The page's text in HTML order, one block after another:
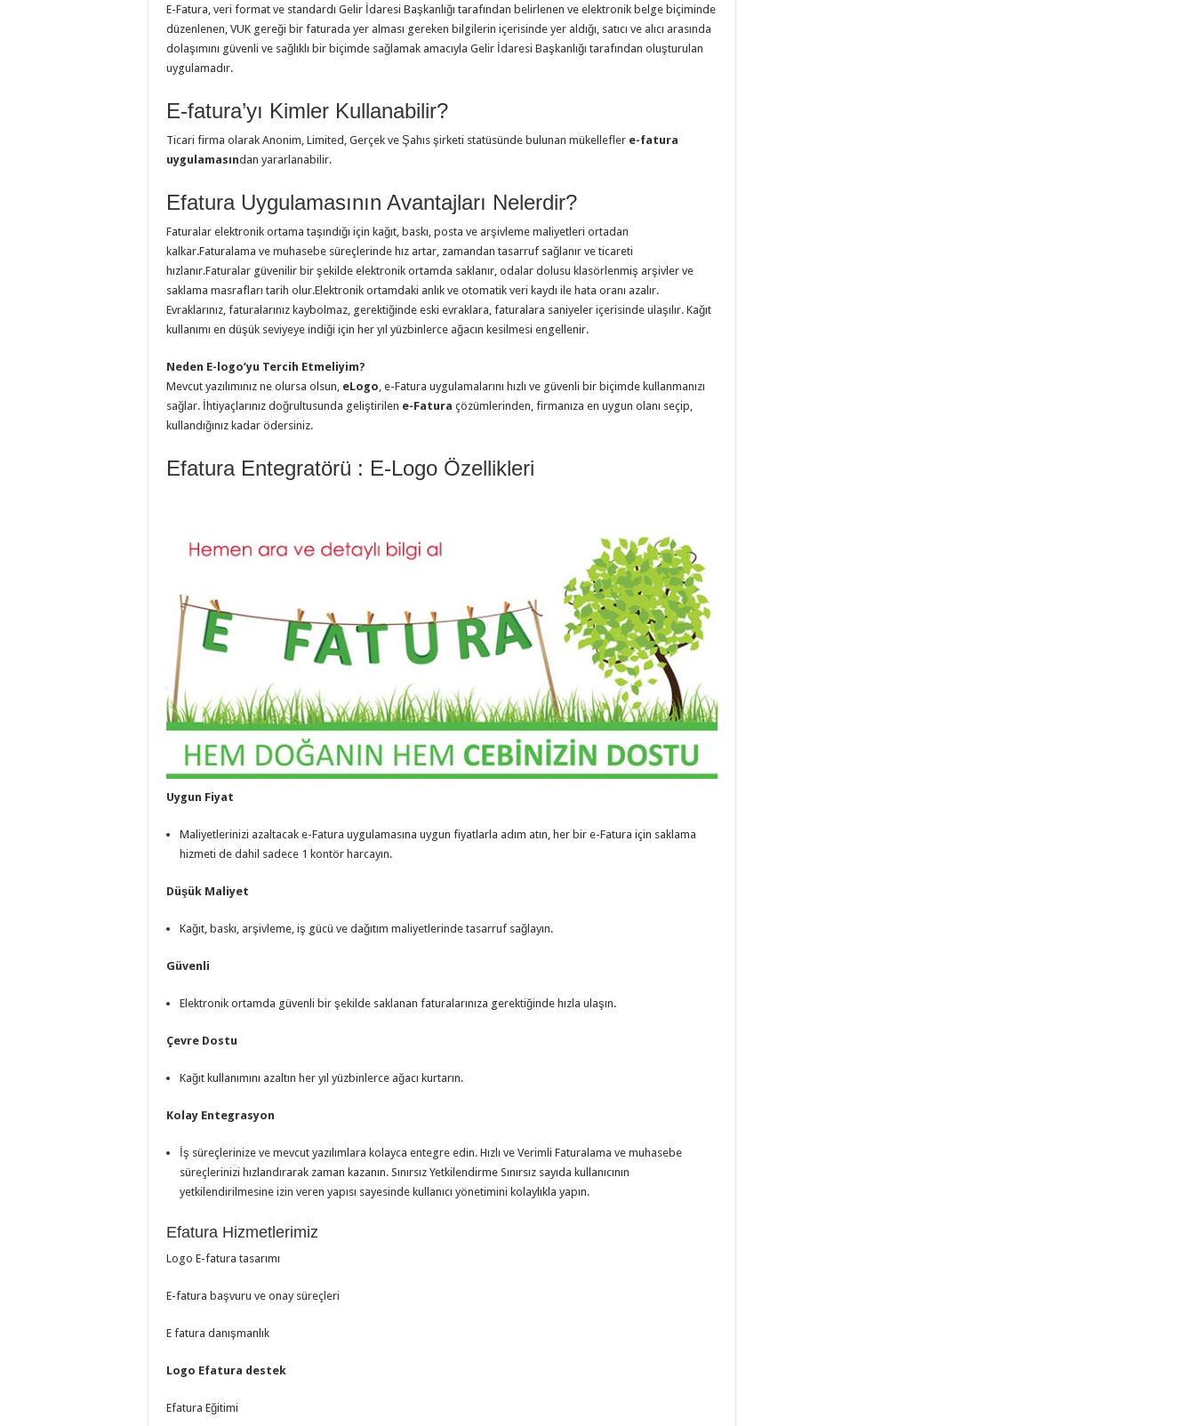
E-Fatura, veri format ve standardı Gelir İdaresi Başkanlığı tarafından belirlenen ve elektronik belge biçiminde
düzenlenen, VUK gereği bir faturada yer alması gereken bilgilerin içerisinde yer aldığı, satıcı ve alıcı arasında
dolaşımını güvenli ve sağlıklı bir biçimde sağlamak amacıyla Gelir İdaresi Başkanlığı tarafından oluşturulan
uygulamadır.
E-fatura’yı Kimler Kullanabilir?
Ticari firma olarak Anonim, Limited, Gerçek ve Şahıs şirketi statüsünde bulunan mükellefler e-fatura
uygulamasından yararlanabilir.
Efatura Uygulamasının Avantajları Nelerdir?
Faturalar elektronik ortama taşındığı için kağıt, baskı, posta ve arşivleme maliyetleri ortadan
kalkar.Faturalama ve muhasebe süreçlerinde hız artar, zamandan tasarruf sağlanır ve ticareti
hızlanır.Faturalar güvenilir bir şekilde elektronik ortamda saklanır, odalar dolusu klasörlenmiş arşivler ve
saklama masrafları tarih olur.Elektronik ortamdaki anlık ve otomatik veri kaydı ile hata oranı azalır.
Evraklarınız, faturalarınız kaybolmaz, gerektiğinde eski evraklara, faturalara saniyeler içerisinde ulaşılır. Kağıt
kullanımı en düşük seviyeye indiği için her yıl yüzbinlerce ağacın kesilmesi engellenir.
Neden E-logo’yu Tercih Etmeliyim?
Mevcut yazılımınız ne olursa olsun, eLogo , e-Fatura uygulamalarını hızlı ve güvenli bir biçimde kullanmanızı
sağlar. İhtiyaçlarınız doğrultusunda geliştirilen e-Fatura çözümlerinden, firmanıza en uygun olanı seçip,
kullandığınız kadar ödersiniz.
Efatura Entegratörü : E-Logo Özellikleri
Uygun Fiyat
Maliyetlerinizi azaltacak e-Fatura uygulamasına uygun fiyatlarla adım atın, her bir e-Fatura için saklama
hizmeti de dahil sadece 1 kontör harcayın.
Düşük Maliyet
Kağıt, baskı, arşivleme, iş gücü ve dağıtım maliyetlerinde tasarruf sağlayın.
Güvenli
Elektronik ortamda güvenli bir şekilde saklanan faturalarınıza gerektiğinde hızla ulaşın.
Çevre Dostu
Kağıt kullanımını azaltın her yıl yüzbinlerce ağacı kurtarın.
Kolay Entegrasyon
İş süreçlerinize ve mevcut yazılımlara kolayca entegre edin. Hızlı ve Verimli Faturalama ve muhasebe
süreçlerinizi hızlandırarak zaman kazanın. Sınırsız Yetkilendirme Sınırsız sayıda kullanıcının
yetkilendirilmesine izin veren yapısı sayesinde kullanıcı yönetimini kolaylıkla yapın.
Efatura Hizmetlerimiz
Logo E-fatura tasarımı
E-fatura başvuru ve onay süreçleri
E fatura danışmanlık
Logo Efatura destek
Efatura Eğitimi